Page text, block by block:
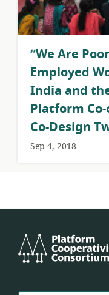
​“We Are
Employed
India and
Platform
Co-Design
Sep 4, 2018